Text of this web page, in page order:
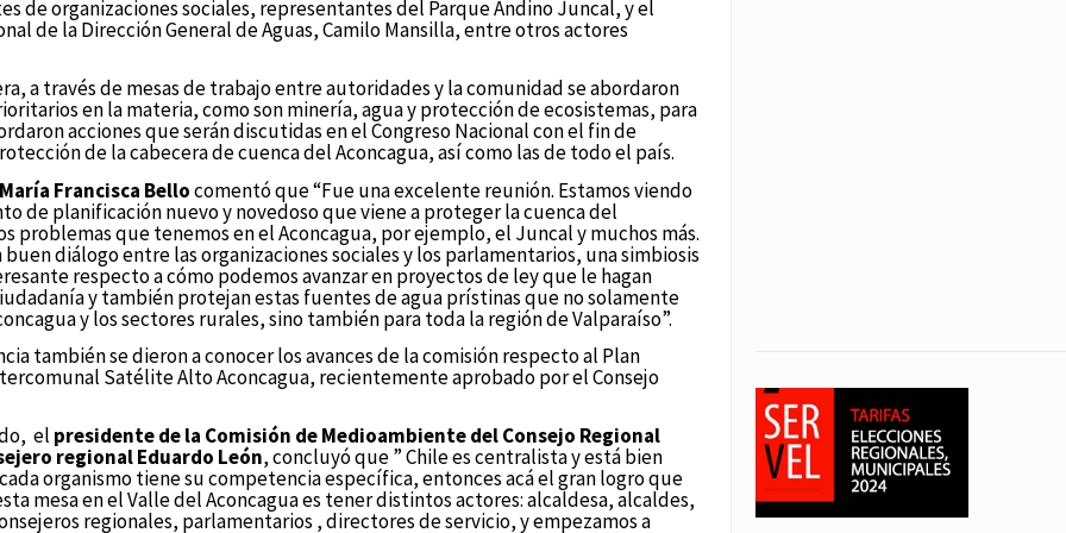
de organizaciones sociales, representantes del Parque Andino Juncal, y el
de la Dirección General de Aguas, Camilo Mansilla, entre otros actores
a través de mesas de trabajo entre autoridades y la comunidad se abordaron
en la materia, como son minería, agua y protección de ecosistemas, para
acciones que serán discutidas en el Congreso Nacional con el fin de
de la cabecera de cuenca del Aconcagua, así como las de todo el país.
Francisca Bellocomentó que “Fue una excelente reunión. Estamos viendo
de planificación nuevo y novedoso que viene a proteger la cuenca del
problemas que tenemos en el Aconcagua, por ejemplo, el Juncal y muchos más.
buen diálogo entre las organizaciones sociales y los parlamentarios, una simbiosis
respecto a cómo podemos avanzar en proyectos de ley que le hagan
y también protejan estas fuentes de agua prístinas que no solamente
y los sectores rurales, sino también para toda la región de Valparaíso”.
también se dieron a conocer los avances de la comisión respecto al Plan
Satélite Alto Aconcagua, recientemente aprobado por el Consejo
el presidente de la Comisión de Medioambiente del Consejo Regional
regional Eduardo León, concluyó que ” Chile es centralista y está bien
organismo tiene su competencia específica, entonces acá el gran logro que
mesa en el Valle del Aconcagua es tener distintos actores: alcaldesa, alcaldes,
regionales, parlamentarios , directores de servicio, y empezamos a